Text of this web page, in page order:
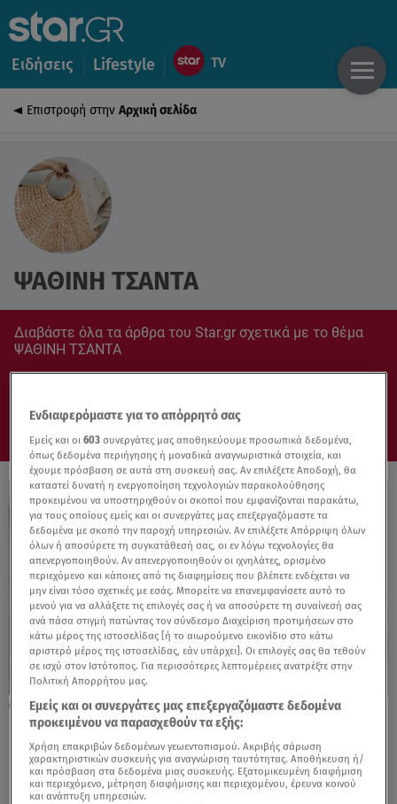
Ειδήσεις Lifestyle
Επιστροφή στην Αρχική σελίδα
ΨΑΘΙΝΗ ΤΣΑΝΤΑ
Διαβάστε όλα τα άρθρα του Star.gr σχετικά με το θέμα
ΨΑΘΙΝΗ ΤΣΑΝΤΑ
28.05.26, 11:09
Basket Bags: Η διαχρονική γοητεία της
ψάθινης τσάντας
Ενδιαφερόμαστε για το απόρρητό σας
Εμείς και οι603 συνεργάτες μας αποθηκεύουμε προσωπικά δεδομένα,
όπως δεδομένα περιήγησης ή μοναδικά αναγνωριστικά στοιχεία, και
έχουμε πρόσβαση σε αυτά στη συσκευή σας. Αν επιλέξετε Αποδοχή, θα
καταστεί δυνατή η ενεργοποίηση τεχνολογιών παρακολούθησης
προκειμένου να υποστηριχθούν οι σκοποί που εμφανίζονται παρακάτω,
για τους οποίους εμείς και οι συνεργάτες μας επεξεργαζόμαστε τα
δεδομένα με σκοπό την παροχή υπηρεσιών. Αν επιλέξετε Απόρριψη όλων
όλων ή αποσύρετε τη συγκατάθεσή σας, οι εν λόγω τεχνολογίες θα
απενεργοποιηθούν. Αν απενεργοποιηθούν οι ιχνηλάτες, ορισμένο
περιεχόμενο και κάποιες από τις διαφημίσεις που βλέπετε ενδέχεται να
μην είναι τόσο σχετικές με εσάς. Μπορείτε να επανεμφανίσετε αυτό το
μενού για να αλλάξετε τις επιλογές σας ή να αποσύρετε τη συναίνεσή σας
ανά πάσα στιγμή πατώντας τον σύνδεσμο Διαχείριση προτιμήσεων στο
κάτω μέρος της ιστοσελίδας [ή το αιωρούμενο εικονίδιο στο κάτω
αριστερό μέρος της ιστοσελίδας, εάν υπάρχει]. Οι επιλογές σας θα τεθούν
σε ισχύ στον Ιστότοπος. Για περισσότερες λεπτομέρειες ανατρέξτε στην
Πολιτική Απορρήτου μας.
Εμείς και οι συνεργάτες μας επεξεργαζόμαστε δεδομένα
προκειμένου να παρασχεθούν τα εξής:
Χρήση επακριβών δεδομένων γεωεντοπισμού. Ακριβής σάρωση
χαρακτηριστικών συσκευής για αναγνώριση ταυτότητας. Αποθήκευση ή/
και πρόσβαση στα δεδομένα μιας συσκευής. Εξατομικευμένη διαφήμιση
και περιεχόμενο, μέτρηση διαφήμισης και περιεχομένου, έρευνα κοινού
και ανάπτυξη υπηρεσιών.